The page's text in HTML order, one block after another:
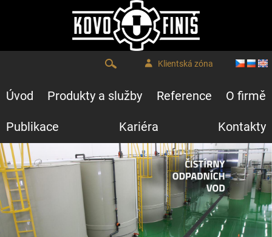
Klientská zóna
Úvod Produkty a služby Reference O firmě
Publikace Kariéra Kontakty